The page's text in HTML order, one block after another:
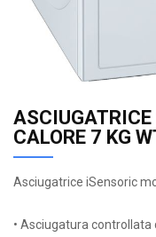
CALORE 7 KG
Asciugatrice iSensoric
• Asciugatura controllata